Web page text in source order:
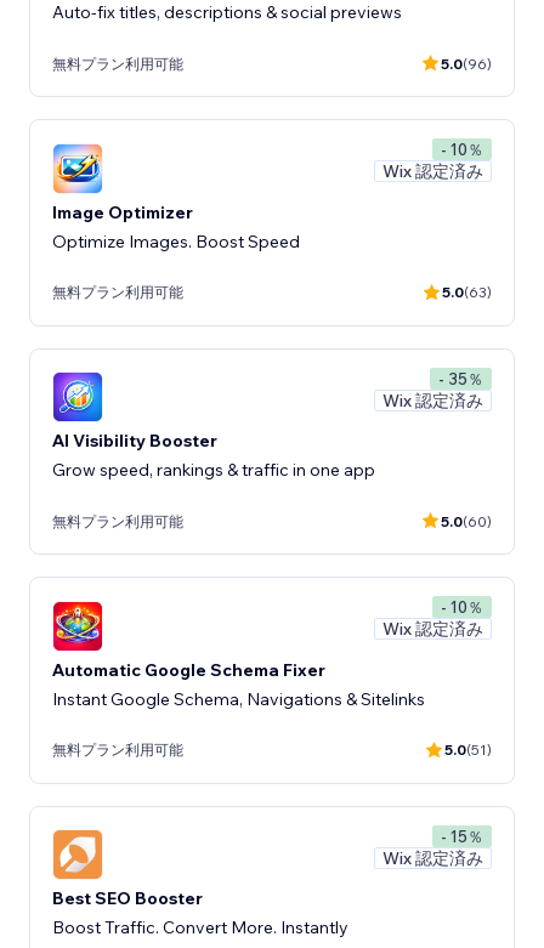
Auto-fix titles, descriptions & social previews
無料プラン利用可能 5.0(96)
- 10％
Wix 認定済み
Image Optimizer
Optimize Images. Boost Speed
無料プラン利用可能 5.0(63)
- 35％
Wix 認定済み
AI Visibility Booster
Grow speed, rankings & traffic in one app
無料プラン利用可能 5.0(60)
- 10％
Wix 認定済み
Automatic Google Schema Fixer
Instant Google Schema, Navigations & Sitelinks
無料プラン利用可能 5.0(51)
- 15％
Wix 認定済み
Best SEO Booster
Boost Traffic. Convert More. Instantly